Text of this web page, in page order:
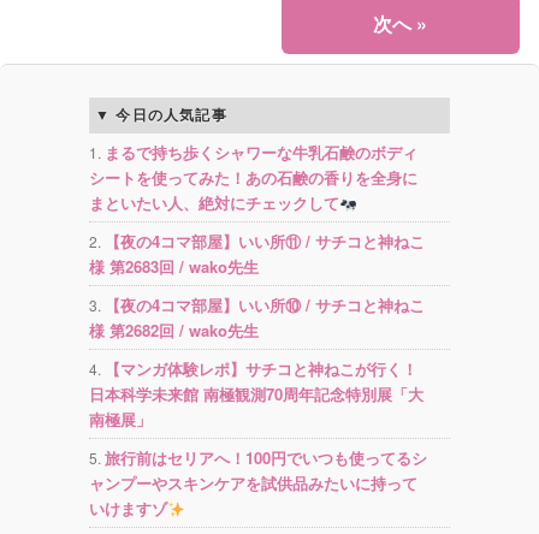
次へ»
今日の人気記事
まるで持ち歩くシャワーな牛乳石鹸のボディ
シートを使ってみた！あの石鹸の香りを全身に
まといたい人、絶対にチェックして
【夜の4コマ部屋】いい所⑪ / サチコと神ねこ
様 第2683回 / wako先生
【夜の4コマ部屋】いい所⑩ / サチコと神ねこ
様 第2682回 / wako先生
【マンガ体験レポ】サチコと神ねこが行く！
日本科学未来館 南極観測70周年記念特別展「大
南極展」
旅行前はセリアへ！100円でいつも使ってるシ
ャンプーやスキンケアを試供品みたいに持って
いけますゾ